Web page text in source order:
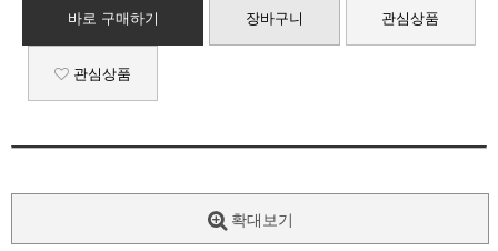
바로 구매하기 장바구니 관심상품
관심상품
확대보기